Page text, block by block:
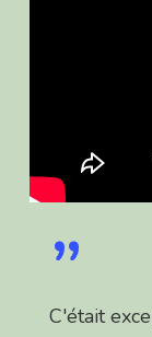
”
C'était